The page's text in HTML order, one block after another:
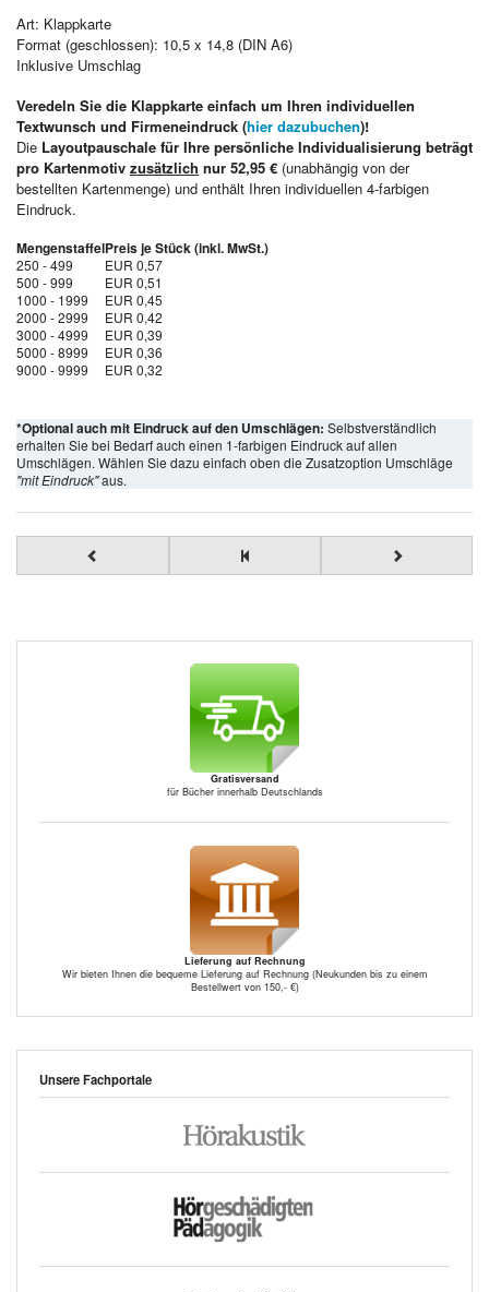
Art: Klappkarte
Format (geschlossen): 10,5 x 14,8 (DIN A6)
Inklusive Umschlag
Veredeln Sie die Klappkarte einfach um Ihren individuellen
Textwunsch und Firmeneindruck (hier dazubuchen)!
Die Layoutpauschale für Ihre persönliche Individualisierung beträgt
pro Kartenmotiv zusätzlich nur 52,95 € (unabhängig von der
bestellten Kartenmenge) und enthält Ihren individuellen 4-farbigen
Eindruck.
MengenstaffelPreis je Stück (inkl. MwSt.)
250 - 499
EUR 0,57
500 - 999
EUR 0,51
1000 - 1999
EUR 0,45
2000 - 2999
EUR 0,42
3000 - 4999
EUR 0,39
5000 - 8999
EUR 0,36
9000 - 9999
EUR 0,32
*Optional auch mit Eindruck auf den Umschlägen: Selbstverständlich
erhalten Sie bei Bedarf auch einen 1-farbigen Eindruck auf allen
Umschlägen. Wählen Sie dazu einfach oben die Zusatzoption Umschläge
"mit Eindruck"aus.
Gratisversand
für Bücher innerhalb Deutschlands
Lieferung auf Rechnung
Wir bieten Ihnen die bequeme Lieferung auf Rechnung (Neukunden bis zu einem
Bestellwert von 150,- €)
Unsere Fachportale